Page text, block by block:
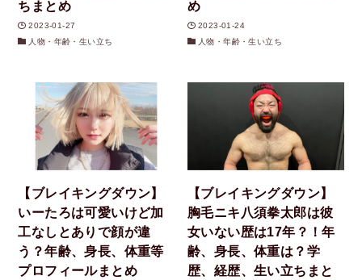
ちまとめ
2023-01-27
人物・年齢・生い立ち
め
2023-01-24
人物・年齢・生い立ち
【ブレイキングダウン】
いーたろは可愛いけど加
工なしとありで顔が違
う？年齢、身長、体重等
プロフィールまとめ
【ブレイキングダウン】
胸毛ニキ八須拳太郎は彼
女いない歴は17年？！年
齢、身長、体重は？学
歴、経歴、生い立ちまと